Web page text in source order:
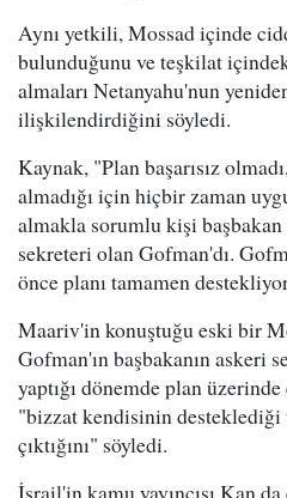
Aynı yetkili, Mossad içinde
bulunduğunu ve teşkilat
almaları Netanyahu'nun
ilişkilendirdiğini söyledi.
Kaynak, "Plan başarısız
almadığı için hiçbir zaman
almakla sorumlu kişi başbakan
sekreteri olan Gofman'dı.
önce planı tamamen
Maariv'in konuştuğu eski bir
Gofman'ın başbakanın askeri
yaptığı dönemde plan üzerinde
"bizzat kendisinin desteklediği
çıktığını" söyledi.
İsrail'in kamu yayıncısı Kan